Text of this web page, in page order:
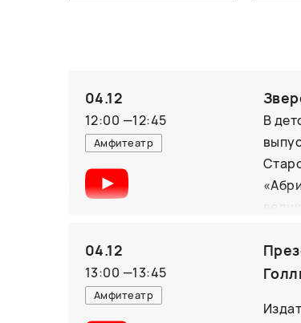
04.12
12:00 —12:45
Амфитеатр
В
04.12
13:00 —13:45
Амфитеатр